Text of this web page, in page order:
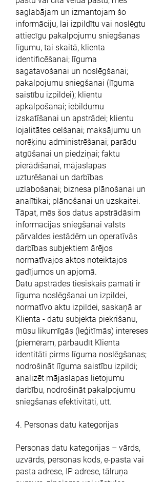
saglabājam un izmantojam šo
informāciju, lai izpildītu vai noslēgtu
attiecīgu pakalpojumu sniegšanas
līgumu, tai skaitā, klienta
identificēšanai; līguma
sagatavošanai un noslēgšanai;
pakalpojumu sniegšanai (līguma
saistību izpildei); klientu
apkalpošanai; iebildumu
izskatīšanai un apstrādei; klientu
lojalitātes celšanai; maksājumu un
norēķinu administrēšanai; parādu
atgūšanai un piedziņai; faktu
pierādīšanai, mājaslapas
uzturēšanai un darbības
uzlabošanai; biznesa plānošanai un
analītikai; plānošanai un uzskaitei.
Tāpat, mēs šos datus apstrādāsim
informācijas sniegšanai valsts
pārvaldes iestādēm un operatīvās
darbības subjektiem ārējos
normatīvajos aktos noteiktajos
gadījumos un apjomā.
Datu apstrādes tiesiskais pamati ir
līguma noslēgšanai un izpildei,
normatīvo aktu izpildei, saskaņā ar
Klienta - datu subjekta piekrišanu,
mūsu likumīgās (leģitīmās) intereses
(piemēram, pārbaudīt Klienta
identitāti pirms līguma noslēgšanas;
nodrošināt līguma saistību izpildi;
analizēt mājaslapas lietojumu
darbību, nodrošināt pakalpojumu
sniegšanas efektivitāti, utt.
4. Personas datu kategorijas
Personas datu kategorijas – vārds,
uzvārds, personas kods, e-pasta vai
pasta adrese, IP adrese, tālruņa